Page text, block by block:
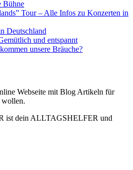
Bühne
Tour – Alle Infos zu Konzerten in
Deutschland
und entspannt
unsere Bräuche?
Webseite mit Blog Artikeln für
wollen.
ist dein ALLTAGSHELFER und